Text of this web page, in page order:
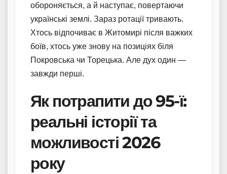
обороняється, а й наступає, повертаючи
українські землі. Зараз ротації тривають.
Хтось відпочиває в Житомирі після важких
боїв, хтось уже знову на позиціях біля
Покровська чи Торецька. Але дух один —
завжди перші.
Як потрапити до 95-ї:
реальні історії та
можливості 2026
року